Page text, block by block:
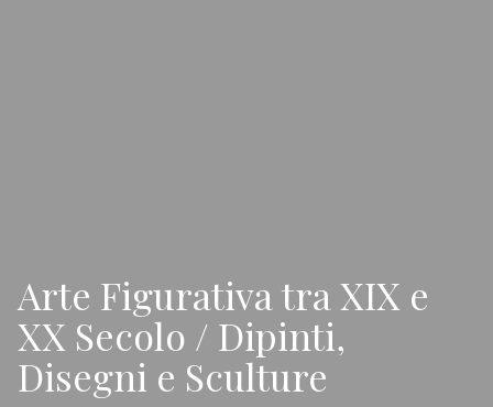
Arte Figurativa tra XIX e
XX Secolo / Dipinti,
Disegni e Sculture